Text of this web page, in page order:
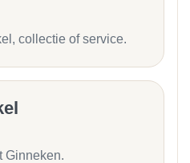
collectie of service.
Ginneken.